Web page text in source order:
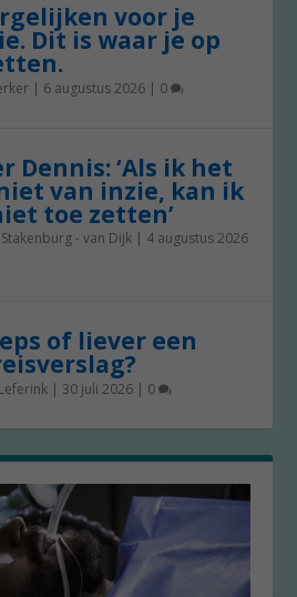
voor je
Dit is waar je op
| 6 augustus 2026 | 0
Dennis: ‘Als ik het
van inzie, kan ik
toe zetten’
- van Dijk | 4 augustus 2026
of liever een
| 30 juli 2026 | 0